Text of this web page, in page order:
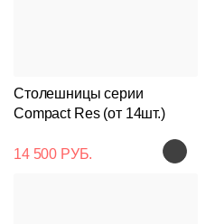
Столешницы серии
Compact Res (от 14шт.)
14 500 РУБ.